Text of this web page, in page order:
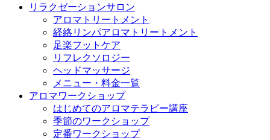
リラクゼーションサロン
アロマトリートメント
経絡リンパアロマトリートメント
足楽フットケア
リフレクソロジー
ヘッドマッサージ
メニュー・料金一覧
アロマワークショップ
はじめてのアロマテラピー講座
季節のワークショップ
定番ワークショップ